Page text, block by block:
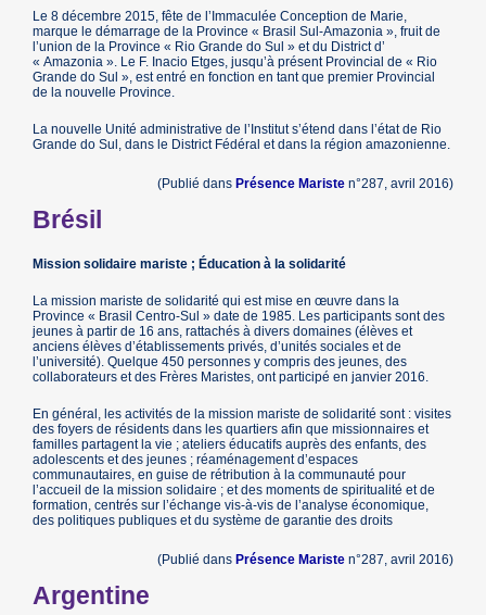
Le 8 décembre 2015, fête de l’Immaculée Conception de Marie,
marque le démarrage de la Province « Brasil Sul-Amazonia », fruit de
l’union de la Province « Rio Grande do Sul » et du District d’
« Amazonia ». Le F. Inacio Etges, jusqu’à présent Provincial de « Rio
Grande do Sul », est entré en fonction en tant que premier Provincial
de la nouvelle Province.
La nouvelle Unité administrative de l’Institut s’étend dans l’état de Rio
Grande do Sul, dans le District Fédéral et dans la région amazonienne.
(Publié dans Présence Maristen°287, avril 2016)
Brésil
Mission solidaire mariste ; Éducation à la solidarité
La mission mariste de solidarité qui est mise en œuvre dans la
Province « Brasil Centro-Sul » date de 1985. Les participants sont des
jeunes à partir de 16 ans, rattachés à divers domaines (élèves et
anciens élèves d’établissements privés, d’unités sociales et de
l’université). Quelque 450 personnes y compris des jeunes, des
collaborateurs et des Frères Maristes, ont participé en janvier 2016.
En général, les activités de la mission mariste de solidarité sont : visites
des foyers de résidents dans les quartiers afin que missionnaires et
familles partagent la vie ; ateliers éducatifs auprès des enfants, des
adolescents et des jeunes ; réaménagement d’espaces
communautaires, en guise de rétribution à la communauté pour
l’accueil de la mission solidaire ; et des moments de spiritualité et de
formation, centrés sur l’échange vis-à-vis de l’analyse économique,
des politiques publiques et du système de garantie des droits
(Publié dans Présence Maristen°287, avril 2016)
Argentine